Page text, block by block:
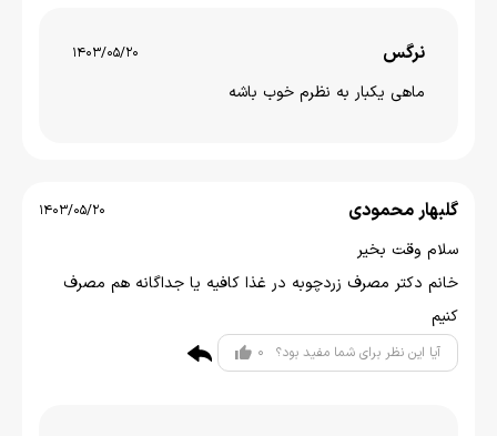
نرگس 1403/05/20
ماهی یکبار به نظرم خوب باشه
گلبهار محمودی 1403/05/20
سلام وقت بخیر
خانم دکتر مصرف زردچوبه در غذا کافیه یا جداگانه هم مصرف
کنیم
آیا این نظر برای شما مفید بود؟ 0